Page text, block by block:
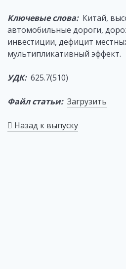
Ключевые слова:Китай,
автомобильные дороги,
инвестиции, дефицит
мультипликативный эффект.
УДК:625.7(510)
Файл статьи: Загрузить
Назад к выпуску